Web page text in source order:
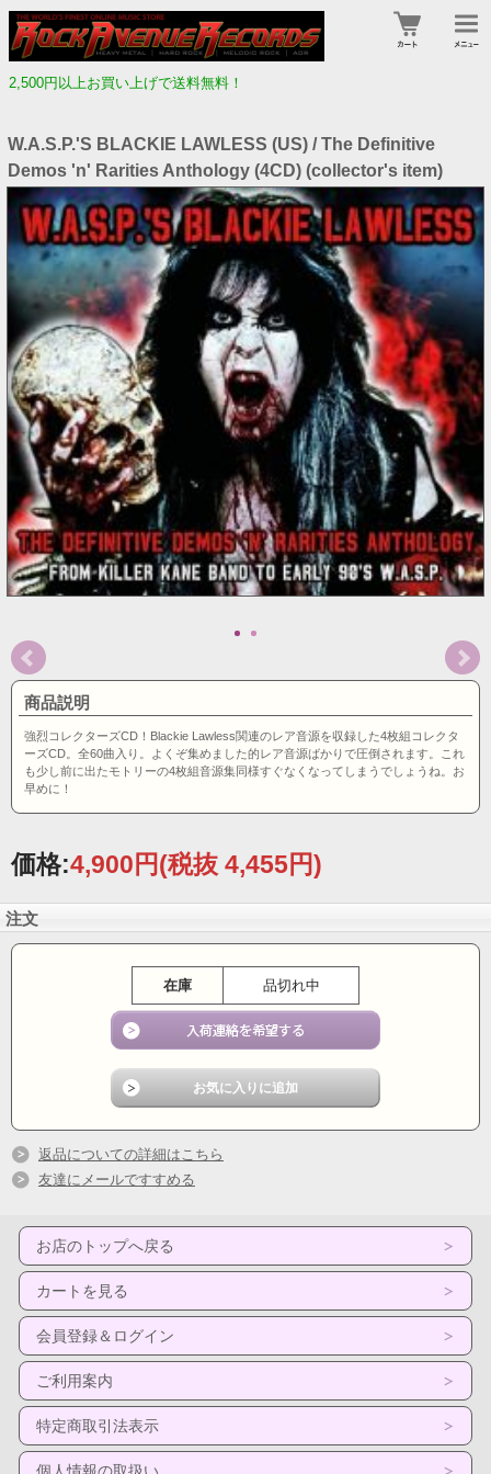
2,500円以上お買い上げで送料無料！
W.A.S.P.'S BLACKIE LAWLESS (US) / The Definitive
Demos 'n' Rarities Anthology (4CD) (collector's item)
商品説明
強烈コレクターズCD！Blackie Lawless関連のレア音源を収録した4枚組コレクタ
ーズCD。全60曲入り。よくぞ集めました的レア音源ばかりで圧倒されます。これ
も少し前に出たモトリーの4枚組音源集同様すぐなくなってしまうでしょうね。お
早めに！
価格:4,900円(税抜 4,455円)
注文
在庫 品切れ中
返品についての詳細はこちら
友達にメールですすめる
お店のトップへ戻る
カートを見る
会員登録＆ログイン
ご利用案内
特定商取引法表示